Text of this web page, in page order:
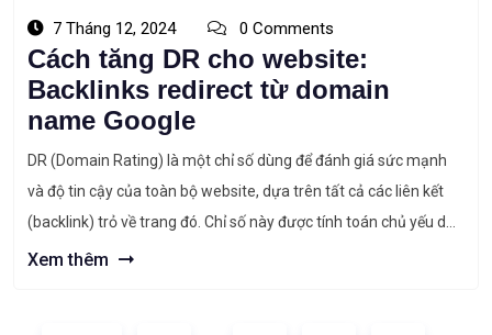
7 Tháng 12, 2024 0 Comments
Cách tăng DR cho website:
Backlinks redirect từ domain
name Google
DR (Domain Rating) là một chỉ số dùng để đánh giá sức mạnh
và độ tin cậy của toàn bộ website, dựa trên tất cả các liên kết
(backlink) trỏ về trang đó. Chỉ số này được tính toán chủ yếu dựa
trên các hoạt động SEO offpage mà bạn đang triển khai, và
Xem thêm